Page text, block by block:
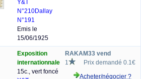
Y&T
N°210Dallay
N°191
Emis le
15/06/1925
Exposition
internationnale
15c., vert foncé
RAKAM33 vend
1
Prix demandé 0.1€
Acheter/négocier ?